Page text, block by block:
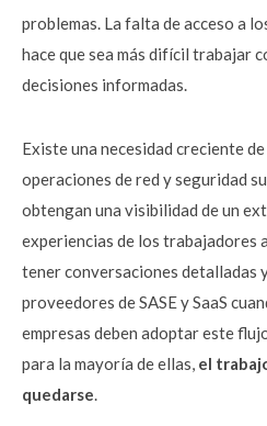
problemas. La falta de acceso a
hace que sea más difícil trabajar
decisiones informadas.
Existe una necesidad creciente
operaciones de red y seguridad
obtengan una visibilidad de un
experiencias de los trabajadores
tener conversaciones detalladas
proveedores de SASE y SaaS
empresas deben adoptar este
para la mayoría de ellas, el
quedarse.